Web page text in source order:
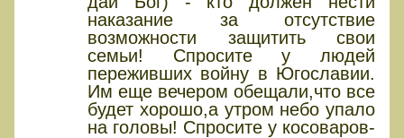
наказание за отсутствие
возможности защитить свои
семьи! Спросите у людей
переживших войну в Югославии.
Им еще вечером обещали,что все
будет хорошо,а утром небо упало
на головы! Спросите у косоваров-